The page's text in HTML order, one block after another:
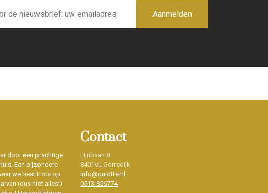
Aanmelden
door een prachtige
Een bijzondere
we best trots op
(dus niet alles!)
Contact
Lijnbaan 8
8401VL Gorredijk
info@qulotte.nl
0513-856774